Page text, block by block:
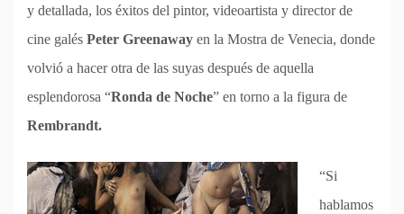
y detallada, los éxitos del pintor, videoartista y director de
cine galés Peter Greenaway en la Mostra de Venecia, donde
volvió a hacer otra de las suyas después de aquella
esplendorosa “Ronda de Noche” en torno a la figura de
Rembrandt.
“Si
hablamos